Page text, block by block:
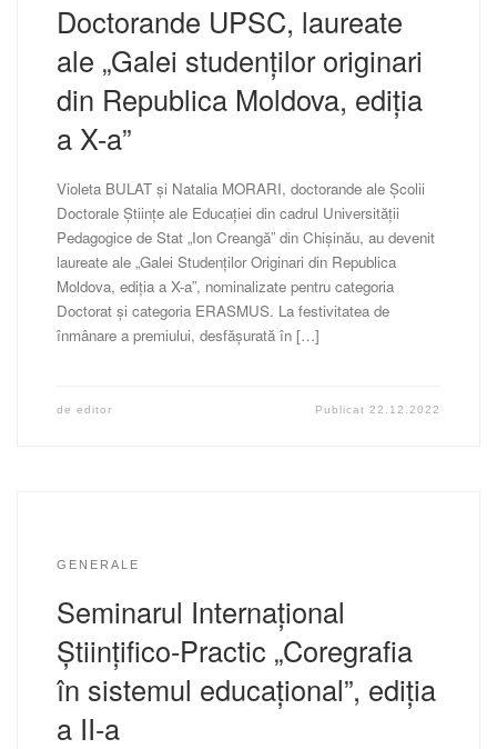
Doctorande UPSC, laureate
ale „Galei studenților originari
din Republica Moldova, ediția
a X-a”
Violeta BULAT și Natalia MORARI, doctorande ale Școlii
Doctorale Ştiinţe ale Educaţiei din cadrul Universității
Pedagogice de Stat „Ion Creangă” din Chișinău, au devenit
laureate ale „Galei Studenților Originari din Republica
Moldova, ediția a X-a”, nominalizate pentru categoria
Doctorat și categoria ERASMUS. La festivitatea de
înmânare a premiului, desfășurată în […]
de editor Publicat22.12.2022
GENERALE
Seminarul Internațional
Științifico-Practic „Coregrafia
în sistemul educațional”, ediția
a II-a